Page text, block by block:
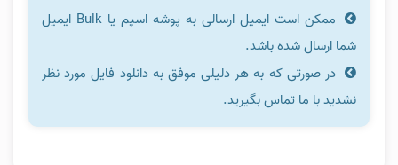
ممکن است ایمیل ارسالی به پوشه اسپم یا Bulk ایمیل
شما ارسال شده باشد.
در صورتی که به هر دلیلی موفق به دانلود فایل مورد نظر
نشدید با ما تماس بگیرید.